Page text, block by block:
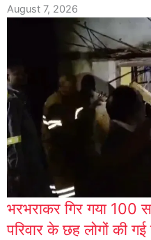
August 7, 2026
भरभराकर गिर गया 100
परिवार के छह लोगों की